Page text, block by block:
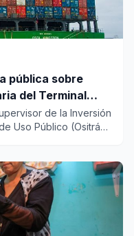
pública sobre
del Terminal
de la Inversión
Uso Público (Ositrán)